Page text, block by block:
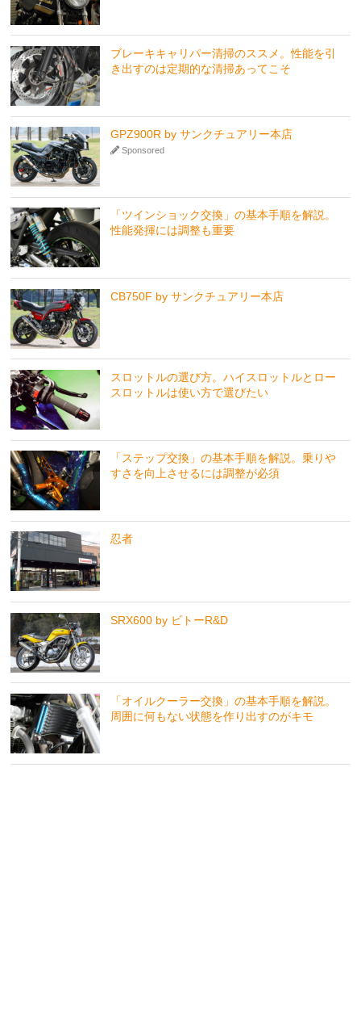
ブレーキキャリパー清掃のススメ。性能を引
き出すのは定期的な清掃あってこそ
GPZ900R by サンクチュアリー本店
Sponsored
「ツインショック交換」の基本手順を解説。
性能発揮には調整も重要
CB750F by サンクチュアリー本店
スロットルの選び方。ハイスロットルとロー
スロットルは使い方で選びたい
「ステップ交換」の基本手順を解説。乗りや
すさを向上させるには調整が必須
忍者
SRX600 by ビトーR&D
「オイルクーラー交換」の基本手順を解説。
周囲に何もない状態を作り出すのがキモ